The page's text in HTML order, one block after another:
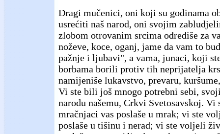
Dragi mučenici, oni koji su godinama
usrećiti naš narod, oni svojim
zlobom otrovanim srcima odrediše za
noževe, koce, oganj, jame da vam to
pažnje i ljubavi", a vama, junaci, koji
borbama borili protiv tih neprijatelja
namijeniše lukavstvo, prevaru,
Vi ste bili još mnogo potrebni sebi,
narodu našemu, Crkvi Svetosavskoj.
mračnjaci vas poslaše u mrak; vi ste
poslaše u tišinu i nerad; vi ste voljeli